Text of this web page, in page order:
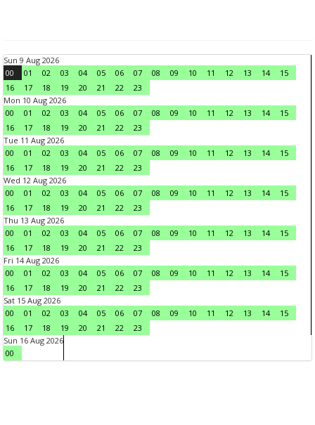
Sun 9 Aug 2026
00
01 02 03 04 05 06 07 08 09 10 11 12 13 14
15
16
17 18 19 20 21 22
23
Mon 10 Aug 2026
00
01 02 03 04 05 06 07 08 09 10 11 12 13 14
15
16
17 18 19 20 21 22
23
Tue 11 Aug 2026
00
01 02 03 04 05 06 07 08 09 10 11 12 13 14
15
16
17 18 19 20 21 22
23
Wed 12 Aug 2026
00
01 02 03 04 05 06 07 08 09 10 11 12 13 14
15
16
17 18 19 20 21 22
23
Thu 13 Aug 2026
00
01 02 03 04 05 06 07 08 09 10 11 12 13 14
15
16
17 18 19 20 21 22
23
Fri 14 Aug 2026
00
01 02 03 04 05 06 07 08 09 10 11 12 13 14
15
16
17 18 19 20 21 22
23
Sat 15 Aug 2026
00
01 02 03 04 05 06 07 08 09 10 11 12 13 14
15
16
17 18 19 20 21 22
23
Sun 16 Aug 2026
00